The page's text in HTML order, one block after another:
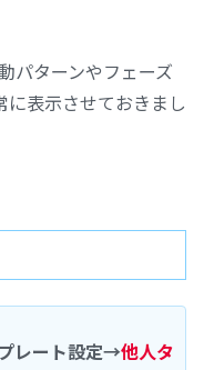
パターンやフェーズ
表示させておきまし
レート設定→他人タ